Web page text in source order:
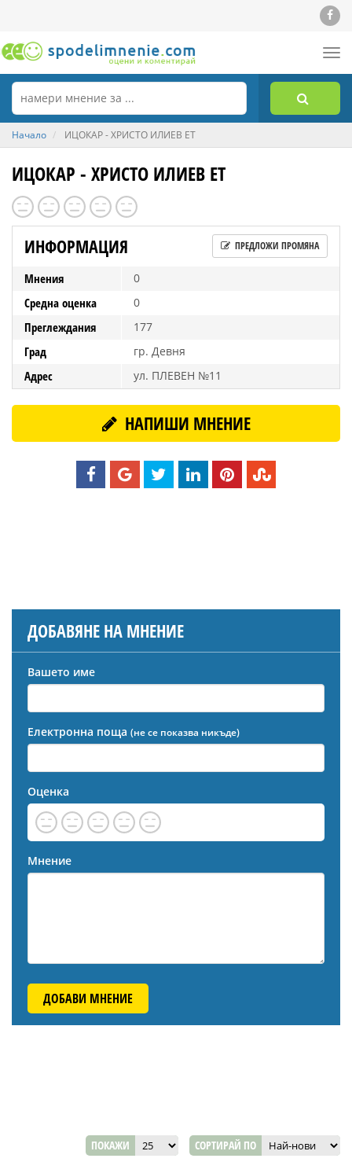
Начало ИЦОКАР - ХРИСТО ИЛИЕВ ЕТ
ИЦОКАР - ХРИСТО ИЛИЕВ ЕТ
ИНФОРМАЦИЯ ПРЕДЛОЖИ ПРОМЯНА
Мнения 0
Средна оценка 0
Преглеждания 177
Град гр. Девня
Адрес ул. ПЛЕВЕН №11
НАПИШИ МНЕНИЕ
ДОБАВЯНЕ НА МНЕНИЕ
Вашето име
Електронна поща (не се показва никъде)
Оценка
Мнение
ДОБАВИ МНЕНИЕ
ПОКАЖИ СОРТИРАЙ ПО